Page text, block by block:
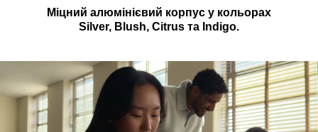
Міцний алюмінієвий корпус у кольорах
Silver, Blush, Citrus та Indigo.